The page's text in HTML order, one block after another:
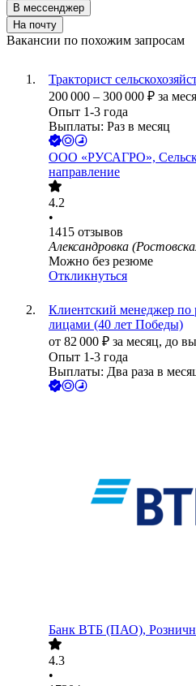
В мессенджер
На почту
Вакансии по похожим запросам
Тракторист
200 000 – 300 000 ₽ за
Опыт 1-3 года
Выплаты: Раз в месяц
ООО «РУСАГРО»,
направление
4.2
•
1415 отзывов
Александровка
Можно без резюме
Откликнуться
Клиентский менеджер по
лицами (40 лет Победы)
от 82 000 ₽ за месяц, до
Опыт 1-3 года
Выплаты: Два раза в
Банк ВТБ (ПАО),
4.3
•